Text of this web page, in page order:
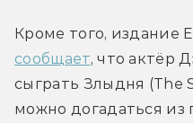
сообщает, что актёр
сыграть Злыдня (The
можно догадаться из